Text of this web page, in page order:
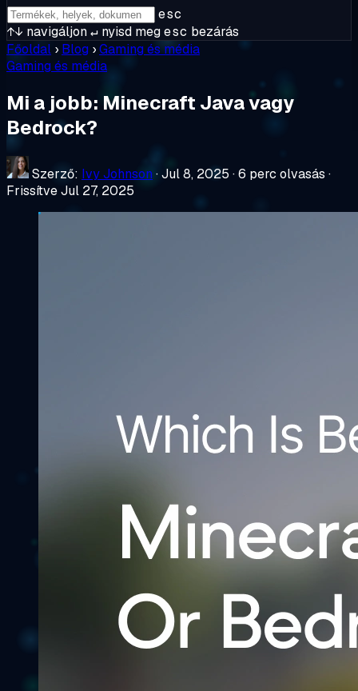
esc
↑↓ navigáljon↵ nyisd megesc bezárás
Főoldal › Blog ›Gaming és média
Gaming és média
Mi a jobb: Minecraft Java vagy
Bedrock?
Szerző: Ivy Johnson ·Jul 8, 2025 ·6 perc olvasás ·
Frissítve Jul 27, 2025